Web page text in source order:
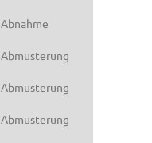
Abnahme
Abmusterung
Abmusterung
Abmusterung